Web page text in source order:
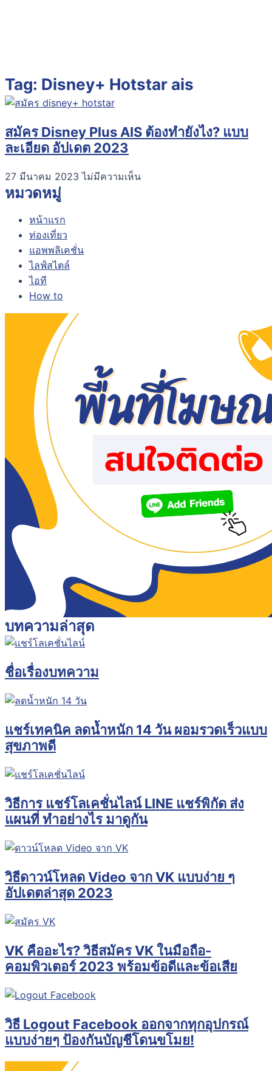
Tag: Disney+ Hotstar ais
สมัคร Disney Plus AIS ต้องทำยังไง? แบบ
ละเอียด อัปเดต 2023
27 มีนาคม 2023ไม่มีความเห็น
หมวดหมู่
หน้าแรก
ท่องเที่ยว
แอพพลิเคชั่น
ไลฟ์สไตล์
ไอที
How to
บทความล่าสุด
ชื่อเรื่องบทความ
แชร์เทคนิค ลดน้ำหนัก 14 วัน ผอมรวดเร็วแบบ
สุขภาพดี
วิธีการ แชร์โลเคชั่นไลน์ LINE แชร์พิกัด ส่ง
แผนที่ ทำอย่างไร มาดูกัน
วิธีดาวน์โหลด Video จาก VK แบบง่าย ๆ
อัปเดตล่าสุด 2023
VK คืออะไร? วิธีสมัคร VK ในมือถือ-
คอมพิวเตอร์ 2023 พร้อมข้อดีและข้อเสีย
วิธี Logout Facebook ออกจากทุกอุปกรณ์
แบบง่ายๆ ป้องกันบัญชีโดนขโมย!